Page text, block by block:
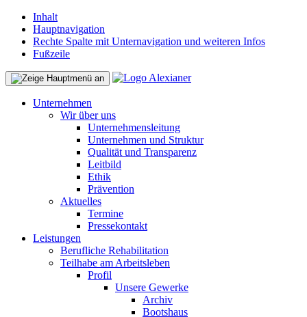
Inhalt
Hauptnavigation
Rechte Spalte mit Unternavigation und weiteren Infos
Fußzeile
Unternehmen
Wir über uns
Unternehmensleitung
Unternehmen und Struktur
Qualität und Transparenz
Leitbild
Ethik
Prävention
Aktuelles
Termine
Pressekontakt
Leistungen
Berufliche Rehabilitation
Teilhabe am Arbeitsleben
Profil
Unsere Gewerke
Archiv
Bootshaus